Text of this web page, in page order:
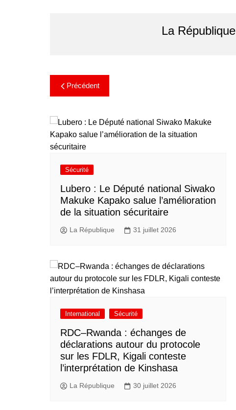
La République
Précédent
Sécurité
Lubero : Le Député national Siwako
Makuke Kapako salue l’amélioration
de la situation sécuritaire
La République 31 juillet 2026
International Sécurité
RDC–Rwanda : échanges de
déclarations autour du protocole
sur les FDLR, Kigali conteste
l’interprétation de Kinshasa
La République 30 juillet 2026